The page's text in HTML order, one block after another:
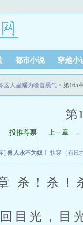
都市小说 穿越小
这人皇幡为啥冒黑气 > 第165
第
投推荐票 上一章 ←
] 兽人永不为奴！ 快穿（有H
杀！杀！
光，目